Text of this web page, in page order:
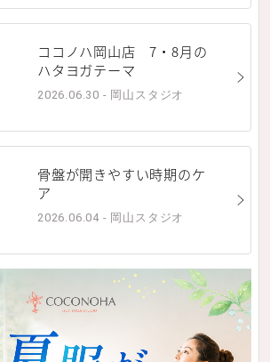
ココノハ岡山店 7・8月の
ハタヨガテーマ
2026.06.30 - 岡山スタジオ
骨盤が開きやすい時期のケ
ア
2026.06.04 - 岡山スタジオ